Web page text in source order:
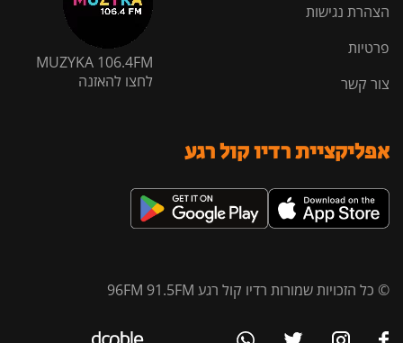
הצהרת נגישות
פרטיות
צור קשר
MUZYKA 106.4FM
לחצו להאזנה
אפליקציית רדיו קול רגע
© כל הזכויות שמורות רדיו קול רגע 96FM 91.5FM